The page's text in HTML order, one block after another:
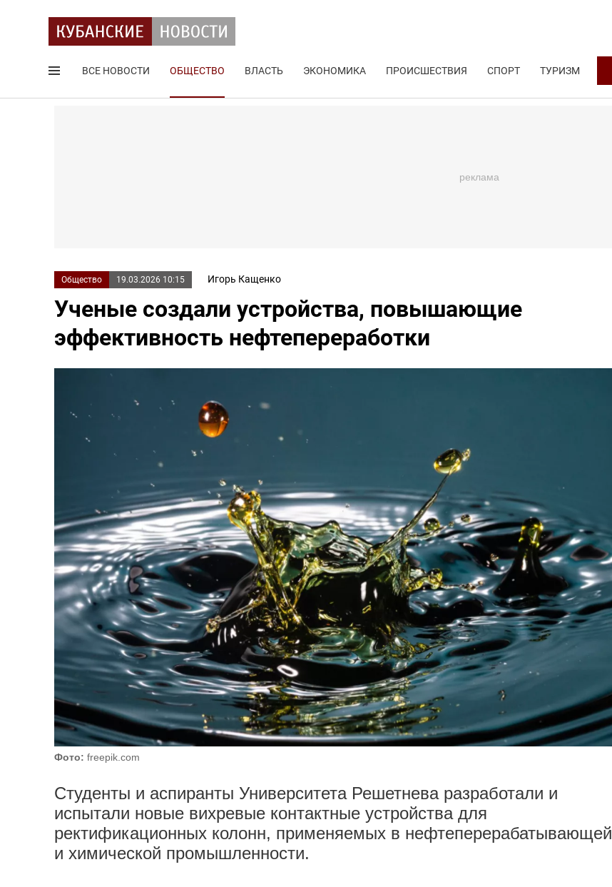
ВСЕ НОВОСТИ ОБЩЕСТВО ВЛАСТЬ ЭКОНОМИКА ПРОИСШЕСТВИЯ СПОРТ ТУРИЗМ
Общество 19.03.2026 10:15 Игорь Кащенко
Ученые создали устройства, повышающие
эффективность нефтепереработки
Фото: freepik.com
Студенты и аспиранты Университета Решетнева разработали и
испытали новые вихревые контактные устройства для
ректификационных колонн, применяемых в нефтеперерабатывающей
и химической промышленности.